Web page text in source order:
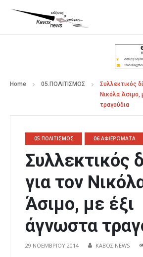
Home 05.ΠΟΛΙΤΙΣΜΟΣ
Συλλεκτικός
Νικόλα Άσιμο,
τραγούδια
05.ΠΟΛΙΤΙΣΜΟΣ 06.ΑΦΙΕΡΩΜΑΤΑ
Συλλεκτικός
για τον
Άσιμο, με έξι
άγνωστα
29 ΝΟΕΜΒΡΊΟΥ 2014 ΚΑΒΟΣ NEWS